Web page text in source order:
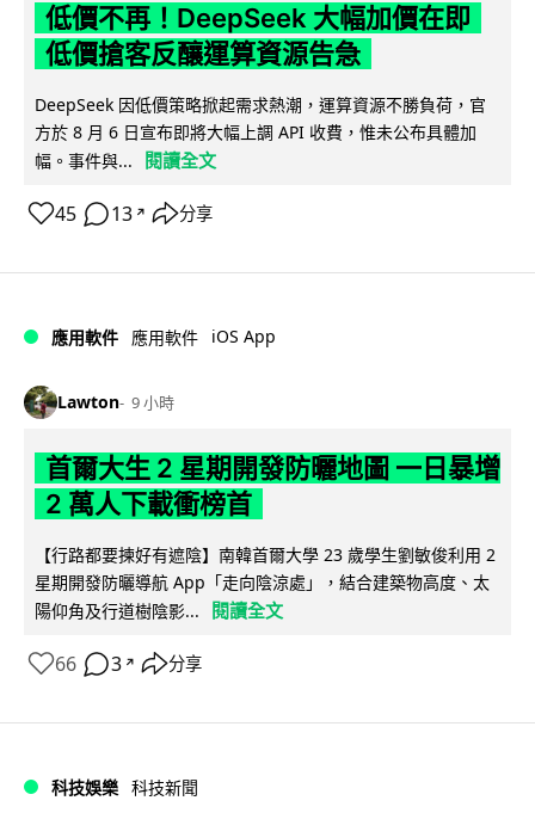
低價不再！DeepSeek 大幅加價在即
低價搶客反釀運算資源告急
DeepSeek 因低價策略掀起需求熱潮，運算資源不勝負荷，官
方於 8 月 6 日宣布即將大幅上調 API 收費，惟未公布具體加
幅。事件與...
閱讀全文
45 13 ↗ 分享
應用軟件 應用軟件 iOS App
Lawton 9 小時
首爾大生 2 星期開發防曬地圖 一日暴增
2 萬人下載衝榜首
【行路都要揀好有遮陰】南韓首爾大學 23 歲學生劉敏俊利用 2
星期開發防曬導航 App「走向陰涼處」，結合建築物高度、太
陽仰角及行道樹陰影...
閱讀全文
66 3 ↗ 分享
科技娛樂 科技新聞